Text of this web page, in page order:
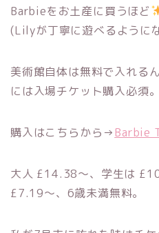
Barbieをお土産に買うほど
(Lilyが丁寧に遊べるように
美術館自体は無料で入れる
には入場チケット購入必須。
購入はこちらから→Barbie
大人 £14.38〜、学生は
£7.19〜、6歳未満無料。